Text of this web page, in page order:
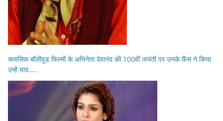
क्लासिक बॉलीवुड फिल्मों के अभिनेता देवानंद की 100वीं जयंती पर उनके फैंस ने किया
उन्हें याद…..